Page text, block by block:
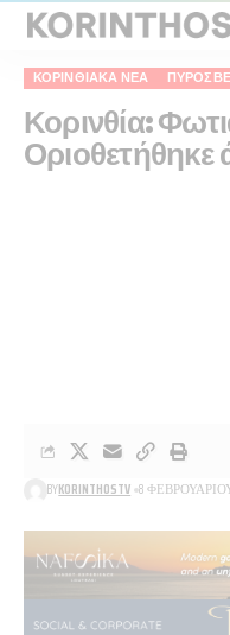
ΚΟΡΙΝΘΙΑΚΆ ΝΈΑ
Κορινθία:
BYKORINTHOSTV 8 ΦΕΒΡΟΥΑΡΊΟΥ